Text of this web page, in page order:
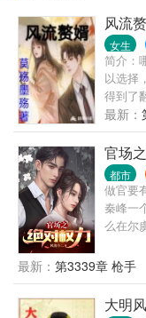
风流
女生
简介：
以选择
得到了
婿正名
我都要
最新：
官场
都市
做官要
秦峰一
么在尔
最新： 第3339章 枪手
大明